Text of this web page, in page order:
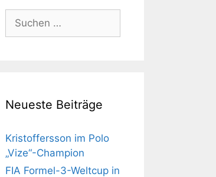
nach:
Neueste Beiträge
Kristoffersson im Polo
„Vize“-Champion
FIA Formel-3-Weltcup in